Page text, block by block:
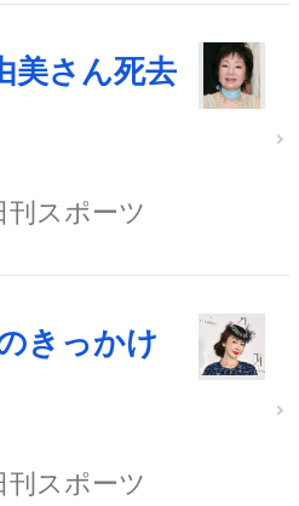
美さん死去
刊スポーツ
きっかけ
刊スポーツ